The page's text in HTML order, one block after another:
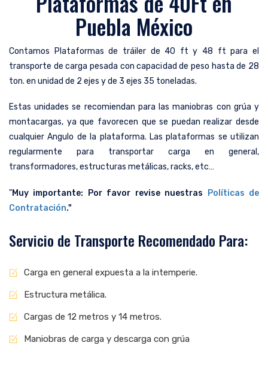
Puebla México
Contamos Plataformas de tráiler de 40 ft y 48 ft para el
transporte de carga pesada con capacidad de peso hasta de 28
ton. en unidad de 2 ejes y de 3 ejes 35 toneladas.
Estas unidades se recomiendan para las maniobras con grúa y
montacargas, ya que favorecen que se puedan realizar desde
cualquier Angulo de la plataforma. Las plataformas se utilizan
regularmente para transportar carga en general,
transformadores, estructuras metálicas, racks, etc…
"Muy importante: Por favor revise nuestras Políticas de
Contratación."
Servicio de Transporte Recomendado Para:
Carga en general expuesta a la intemperie.
Estructura metálica.
Cargas de 12 metros y 14 metros.
Maniobras de carga y descarga con grúa